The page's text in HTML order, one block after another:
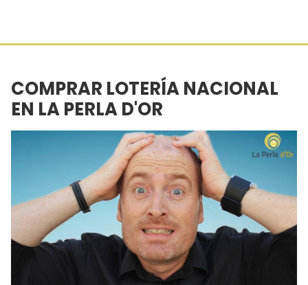
COMPRAR LOTERÍA NACIONAL
EN LA PERLA D'OR